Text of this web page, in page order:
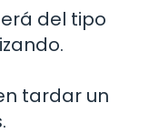
del tipo
tardar un